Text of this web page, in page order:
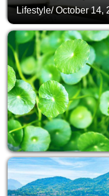
Lifestyle/October 14,